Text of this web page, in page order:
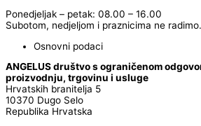
Ponedjeljak – petak: 08.00 – 16.00
Subotom, nedjeljom i praznicima ne radimo.
Osnovni podaci
ANGELUS društvo s ograničenom
proizvodnju, trgovinu i usluge
Hrvatskih branitelja 5
10370 Dugo Selo
Republika Hrvatska